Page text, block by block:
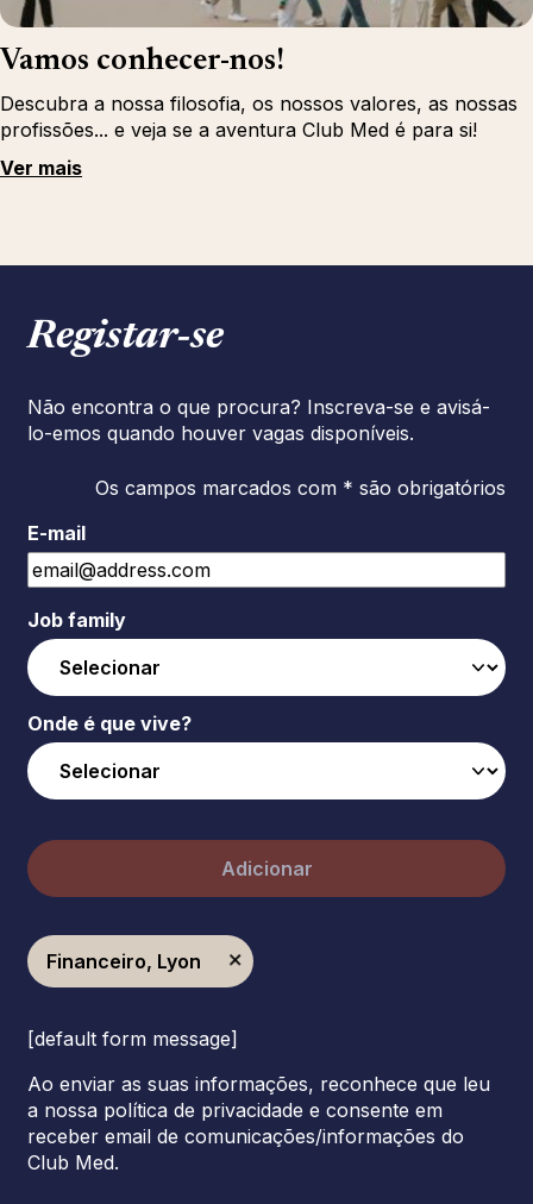
Vamos conhecer-nos!
Descubra a nossa filosofia, os nossos valores, as nossas
profissões... e veja se a aventura Club Med é para si!
Ver mais
Registar‑se
Não encontra o que procura? Inscreva-se e avisá-
lo-emos quando houver vagas disponíveis.
Os campos marcados com * são obrigatórios
E-mail
Job family
Onde é que vive?
Adicionar
Financeiro, Lyon
[default form message]
Ao enviar as suas informações, reconhece que leu
a nossa política de privacidade e consente em
receber email de comunicações/informações do
Club Med.